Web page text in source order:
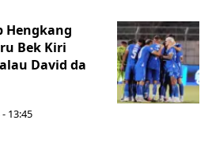
Hengkang
Bek Kiri
David da
13:45